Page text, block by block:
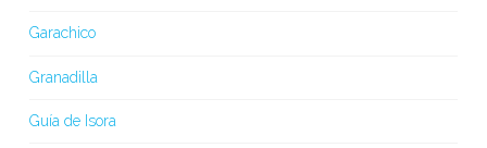
Garachico
Granadilla
Guía de Isora